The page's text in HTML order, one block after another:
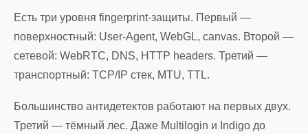
Есть три уровня fingerprint-защиты. Первый —
поверхностный: User-Agent, WebGL, canvas. Второй —
сетевой: WebRTC, DNS, HTTP headers. Третий —
транспортный: TCP/IP стек, MTU, TTL.
Большинство антидетектов работают на первых двух.
Третий — тёмный лес. Даже Multilogin и Indigo до